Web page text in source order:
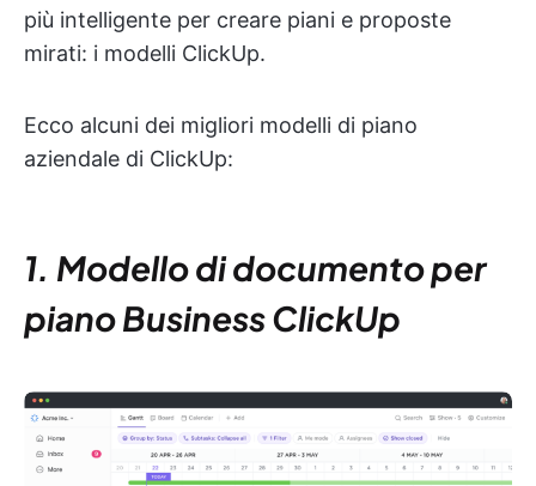
più intelligente per creare piani e proposte
mirati: i modelli ClickUp.
Ecco alcuni dei migliori modelli di piano
aziendale di ClickUp:
1. Modello di documento per
piano Business ClickUp